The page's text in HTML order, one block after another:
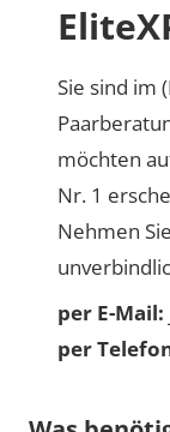
Sie sind im
möchten
Nr. 1
Nehmen
per E-Mail:
per